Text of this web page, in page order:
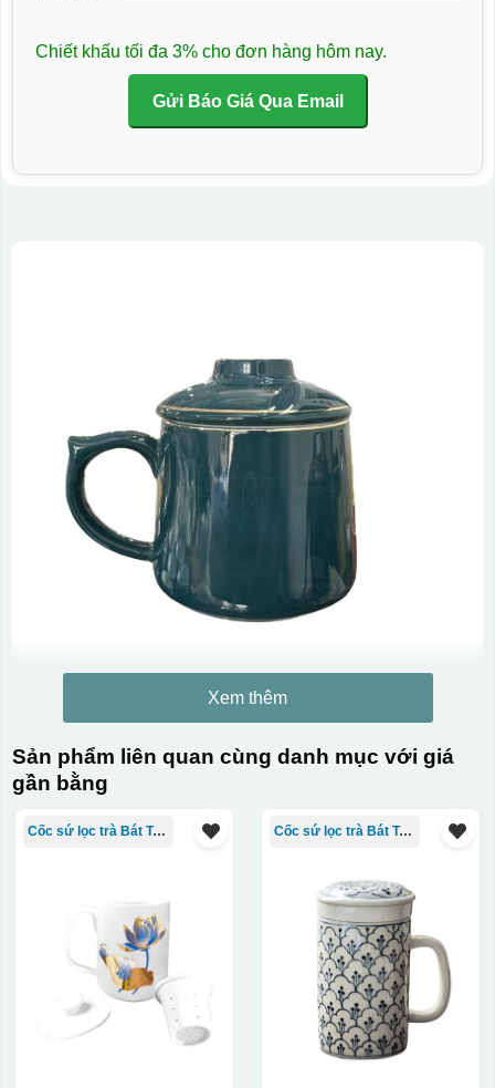
Chiết khấu tối đa 3% cho đơn hàng hôm nay.
Gửi Báo Giá Qua Email
Xem thêm
Sản phẩm liên quan cùng danh mục với giá
gần bằng
Cốc sứ lọc trà Bát Tràng Cốc sứ lọc trà Bát Tràng